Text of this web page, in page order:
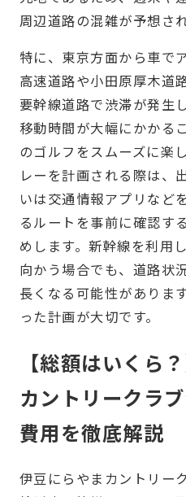
周辺道路の混雑が予想され
特に、東京方面から車で
高速道路や小田原厚木道
要幹線道路で渋滞が発生
移動時間が大幅にかかる
のゴルフをスムーズに楽
レーを計画される際は、
いは交通情報アプリなど
るルートを事前に確認す
めします。新幹線を利用
向かう場合でも、道路状
長くなる可能性がありま
った計画が大切です。
【総額はいくら
カントリークラ
費用を徹底解説
伊豆にらやまカントリー